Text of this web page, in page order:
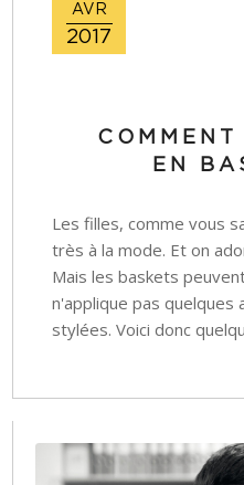
AVR
2017
EN
Les filles, comme vous
très à la mode. Et on
Mais les baskets
n'applique pas
stylées. Voici donc